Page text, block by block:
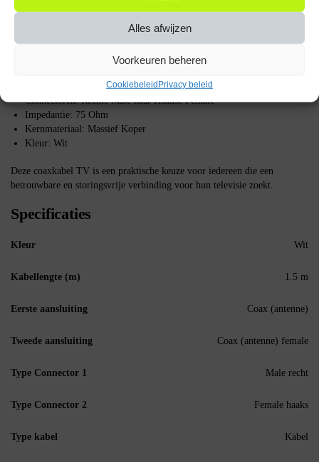
Alles afwijzen
Voorkeuren beheren
Cookiebeleid Privacy beleid
antenne-uitgang te koppelen. De haakse connector maakt het mogelijk om
de kabel dicht tegen de muur te plaatsen, wat ruimte bespaart.
Belangrijke specificaties
Connectoren: Rechte Male naar Haakse Female
Impedantie: 75 Ohm
Kernmateriaal: Massief Koper
Kleur: Wit
Deze coaxkabel TV is een praktische keuze voor iedereen die een
betrouwbare en storingsvrije verbinding voor hun televisie zoekt.
Specificaties
Kleur Wit
Kabellengte (m) 1.5 m
Eerste aansluiting Coax (antenne)
Tweede aansluiting Coax (antenne) female
Type Connector 1 Male recht
Type Connector 2 Female haaks
Type kabel Kabel